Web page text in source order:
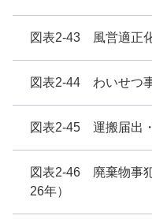
図表2-43 風営適正
図表2-44 わいせつ
図表2-45 運搬届出
図表2-46 廃棄物事
26年）